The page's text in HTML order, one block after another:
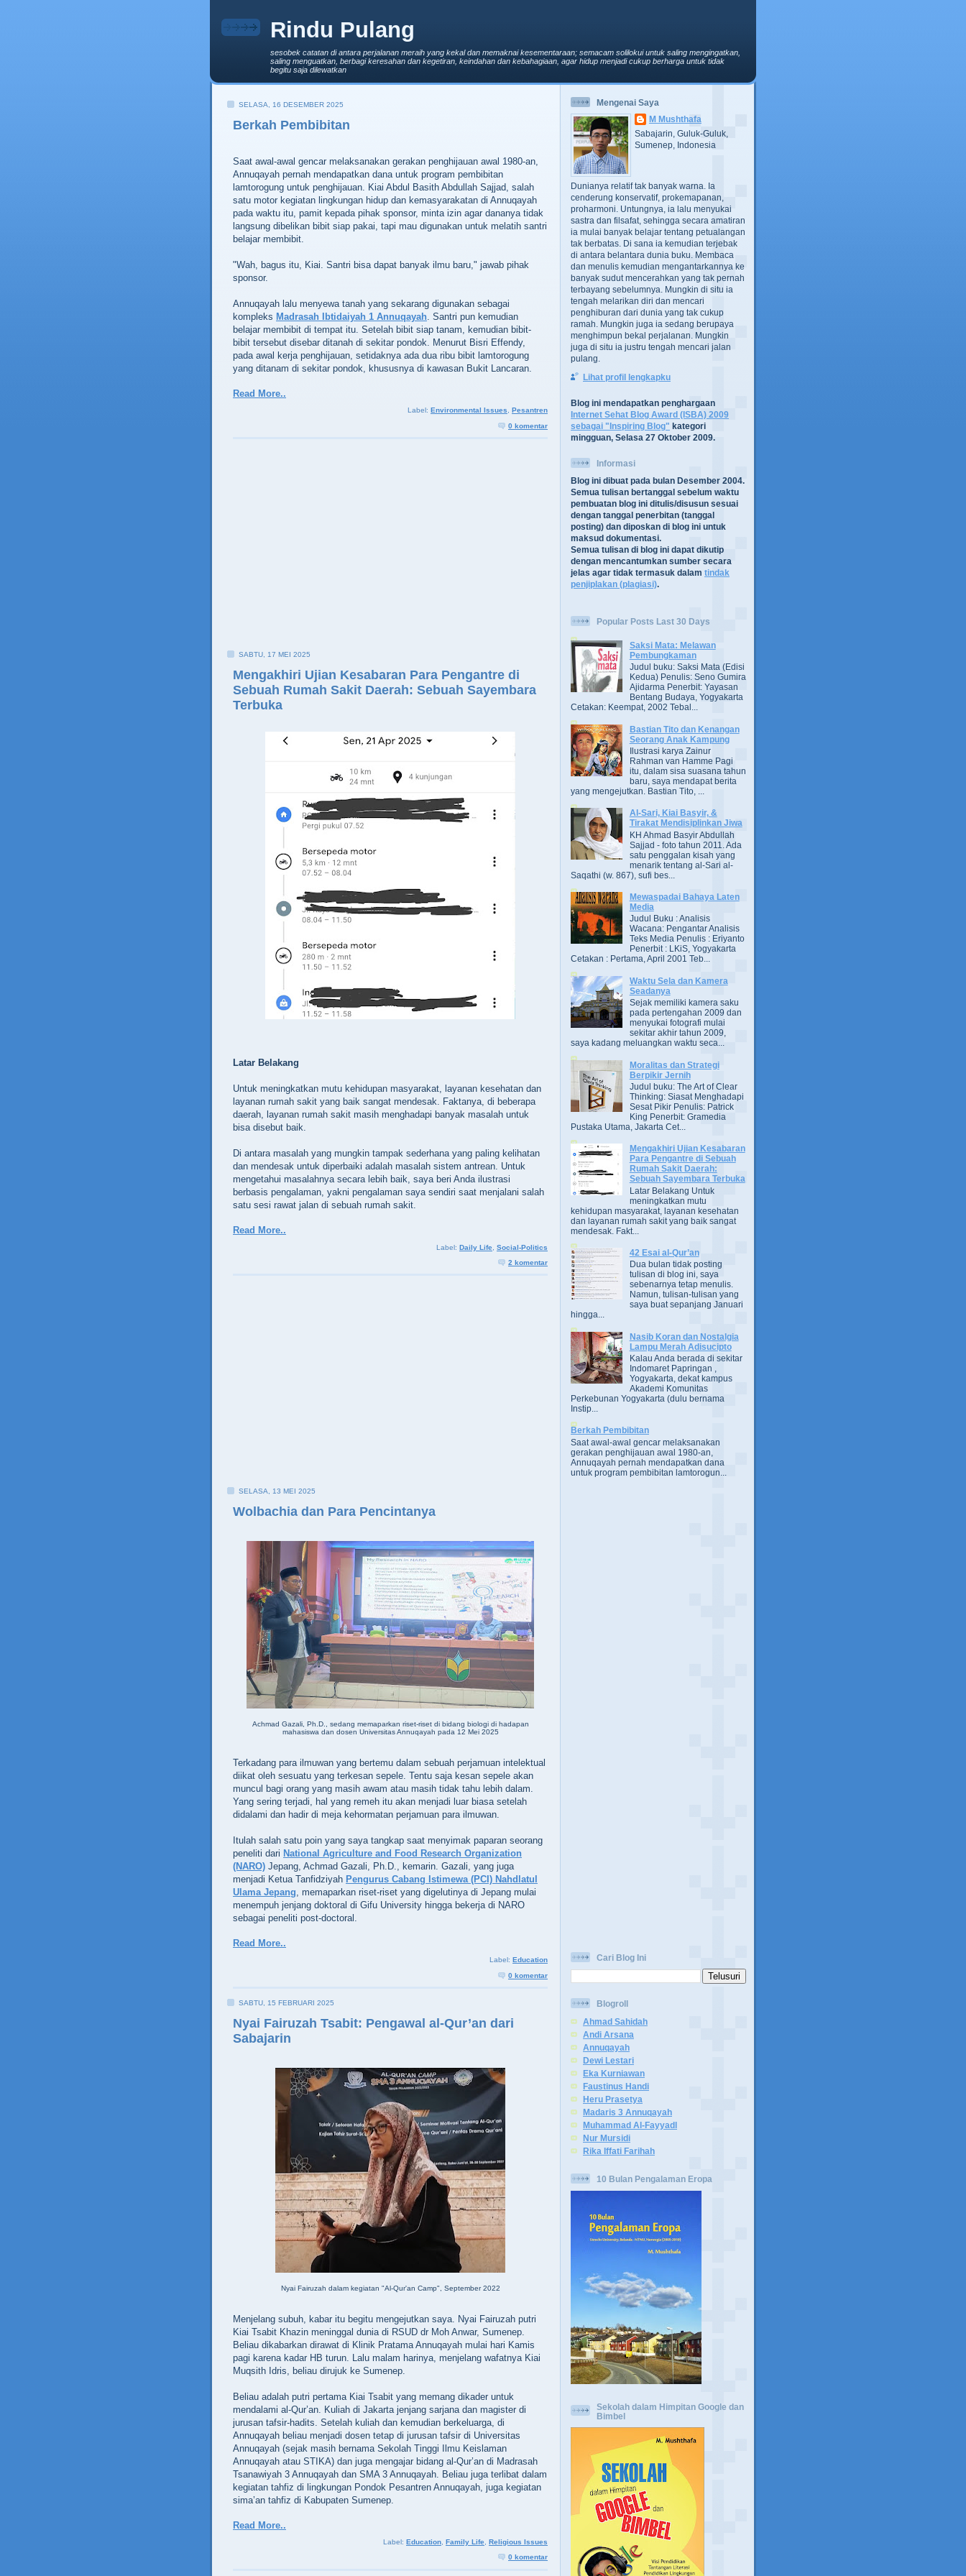
Rindu Pulang
sesobek catatan di antara perjalanan meraih yang kekal dan memaknai kesementaraan; semacam solilokui untuk saling mengingatkan,
saling menguatkan, berbagi keresahan dan kegetiran, keindahan dan kebahagiaan, agar hidup menjadi cukup berharga untuk tidak
begitu saja dilewatkan
SELASA, 16 DESEMBER 2025
Berkah Pembibitan
Saat awal-awal gencar melaksanakan gerakan penghijauan awal 1980-an,
Annuqayah pernah mendapatkan dana untuk program pembibitan
lamtorogung untuk penghijauan. Kiai Abdul Basith Abdullah Sajjad, salah
satu motor kegiatan lingkungan hidup dan kemasyarakatan di Annuqayah
pada waktu itu, pamit kepada pihak sponsor, minta izin agar dananya tidak
langsung dibelikan bibit siap pakai, tapi mau digunakan untuk melatih santri
belajar membibit.
"Wah, bagus itu, Kiai. Santri bisa dapat banyak ilmu baru," jawab pihak
sponsor.
Annuqayah lalu menyewa tanah yang sekarang digunakan sebagai
kompleks Madrasah Ibtidaiyah 1 Annuqayah. Santri pun kemudian
belajar membibit di tempat itu. Setelah bibit siap tanam, kemudian bibit-
bibit tersebut disebar ditanah di sekitar pondok. Menurut Bisri Effendy,
pada awal kerja penghijauan, setidaknya ada dua ribu bibit lamtorogung
yang ditanam di sekitar pondok, khususnya di kawasan Bukit Lancaran.
Read More..
Label: Environmental Issues, Pesantren
0 komentar
SABTU, 17 MEI 2025
Mengakhiri Ujian Kesabaran Para Pengantre di
Sebuah Rumah Sakit Daerah: Sebuah Sayembara
Terbuka
Latar Belakang
Untuk meningkatkan mutu kehidupan masyarakat, layanan kesehatan dan
layanan rumah sakit yang baik sangat mendesak. Faktanya, di beberapa
daerah, layanan rumah sakit masih menghadapi banyak masalah untuk
bisa disebut baik.
Di antara masalah yang mungkin tampak sederhana yang paling kelihatan
dan mendesak untuk diperbaiki adalah masalah sistem antrean. Untuk
mengetahui masalahnya secara lebih baik, saya beri Anda ilustrasi
berbasis pengalaman, yakni pengalaman saya sendiri saat menjalani salah
satu sesi rawat jalan di sebuah rumah sakit.
Read More..
Label: Daily Life Social-Politics
2 komentar
SELASA, 13 MEI 2025
Wolbachia dan Para Pencintanya
Achmad Gazali, Ph.D., sedang memaparkan riset-riset di bidang biologi di hadapan
mahasiswa dan dosen Universitas Annuqayah pada 12 Mei 2025
Terkadang para ilmuwan yang bertemu dalam sebuah perjamuan intelektual
diikat oleh sesuatu yang terkesan sepele. Tentu saja kesan sepele akan
muncul bagi orang yang masih awam atau masih tidak tahu lebih dalam.
Yang sering terjadi, hal yang remeh itu akan menjadi luar biasa setelah
didalami dan hadir di meja kehormatan perjamuan para ilmuwan.
Itulah salah satu poin yang saya tangkap saat menyimak paparan seorang
peneliti dari National Agriculture and Food Research Organization
(NARO) Jepang, Achmad Gazali, Ph.D., kemarin. Gazali, yang juga
menjadi Ketua Tanfidziyah Pengurus Cabang Istimewa (PCI) Nahdlatul
Ulama Jepang , memaparkan riset-riset yang digelutinya di Jepang mulai
menempuh jenjang doktoral di Gifu University hingga bekerja di NARO
sebagai peneliti post-doctoral.
Read More..
Label: Education
0 komentar
SABTU, 15 FEBRUARI 2025
Nyai Fairuzah Tsabit: Pengawal al-Qur’an dari
Sabajarin
Nyai Fairuzah dalam kegiatan "Al-Qur'an Camp", September 2022
Menjelang subuh, kabar itu begitu mengejutkan saya. Nyai Fairuzah putri
Kiai Tsabit Khazin meninggal dunia di RSUD dr Moh Anwar, Sumenep.
Beliau dikabarkan dirawat di Klinik Pratama Annuqayah mulai hari Kamis
pagi karena kadar HB turun. Lalu malam harinya, menjelang wafatnya Kiai
Muqsith Idris, beliau dirujuk ke Sumenep.
Beliau adalah putri pertama Kiai Tsabit yang memang dikader untuk
mendalami al-Qur’an. Kuliah di Jakarta jenjang sarjana dan magister di
jurusan tafsir-hadits. Setelah kuliah dan kemudian berkeluarga, di
Annuqayah beliau menjadi dosen tetap di jurusan tafsir di Universitas
Annuqayah (sejak masih bernama Sekolah Tinggi Ilmu Keislaman
Annuqayah atau STIKA) dan juga mengajar bidang al-Qur’an di Madrasah
Tsanawiyah 3 Annuqayah dan SMA 3 Annuqayah. Beliau juga terlibat dalam
kegiatan tahfiz di lingkungan Pondok Pesantren Annuqayah, juga kegiatan
sima’an tahfiz di Kabupaten Sumenep.
Read More..
Label: Education Family Life Religious Issues
0 komentar
Mengenai Saya
M Mushthafa
Sabajarin, Guluk-Guluk,
Sumenep, Indonesia
Dunianya relatif tak banyak warna. Ia
cenderung konservatif, prokemapanan,
proharmoni. Untungnya, ia lalu menyukai
sastra dan filsafat, sehingga secara amatiran
ia mulai banyak belajar tentang petualangan
tak berbatas. Di sana ia kemudian terjebak
di antara belantara dunia buku. Membaca
dan menulis kemudian mengantarkannya ke
banyak sudut mencerahkan yang tak pernah
terbayang sebelumnya. Mungkin di situ ia
tengah melarikan diri dan mencari
penghiburan dari dunia yang tak cukup
ramah. Mungkin juga ia sedang berupaya
menghimpun bekal perjalanan. Mungkin
juga di situ ia justru tengah mencari jalan
pulang.
Lihat profil lengkapku
Blog ini mendapatkan penghargaan
Internet Sehat Blog Award (ISBA) 2009
sebagai "Inspiring Blog" kategori
mingguan, Selasa 27 Oktober 2009.
Informasi
Blog ini dibuat pada bulan Desember 2004.
Semua tulisan bertanggal sebelum waktu
pembuatan blog ini ditulis/disusun sesuai
dengan tanggal penerbitan (tanggal
posting) dan diposkan di blog ini untuk
maksud dokumentasi.
Semua tulisan di blog ini dapat dikutip
dengan mencantumkan sumber secara
jelas agar tidak termasuk dalam tindak
penjiplakan (plagiasi).
Popular Posts Last 30 Days
Saksi Mata: Melawan
Pembungkaman
Judul buku: Saksi Mata (Edisi
Kedua) Penulis: Seno Gumira
Ajidarma Penerbit: Yayasan
Bentang Budaya, Yogyakarta
Cetakan: Keempat, 2002 Tebal...
Bastian Tito dan Kenangan
Seorang Anak Kampung
Ilustrasi karya Zainur
Rahman van Hamme Pagi
itu, dalam sisa suasana tahun
baru, saya mendapat berita
yang mengejutkan. Bastian Tito, ...
Al-Sari, Kiai Basyir, &
Tirakat Mendisiplinkan Jiwa
KH Ahmad Basyir Abdullah
Sajjad - foto tahun 2011. Ada
satu penggalan kisah yang
menarik tentang al-Sari al-
Saqathi (w. 867), sufi bes...
Mewaspadai Bahaya Laten
Media
Judul Buku : Analisis
Wacana: Pengantar Analisis
Teks Media Penulis : Eriyanto
Penerbit : LKiS, Yogyakarta
Cetakan : Pertama, April 2001 Teb...
Waktu Sela dan Kamera
Seadanya
Sejak memiliki kamera saku
pada pertengahan 2009 dan
menyukai fotografi mulai
sekitar akhir tahun 2009,
saya kadang meluangkan waktu seca...
Moralitas dan Strategi
Berpikir Jernih
Judul buku: The Art of Clear
Thinking: Siasat Menghadapi
Sesat Pikir Penulis: Patrick
King Penerbit: Gramedia
Pustaka Utama, Jakarta Cet...
Mengakhiri Ujian Kesabaran
Para Pengantre di Sebuah
Rumah Sakit Daerah:
Sebuah Sayembara Terbuka
Latar Belakang Untuk
meningkatkan mutu
kehidupan masyarakat, layanan kesehatan
dan layanan rumah sakit yang baik sangat
mendesak. Fakt...
42 Esai al-Qur’an
Dua bulan tidak posting
tulisan di blog ini, saya
sebenarnya tetap menulis.
Namun, tulisan-tulisan yang
saya buat sepanjang Januari
hingga...
Nasib Koran dan Nostalgia
Lampu Merah Adisucipto
Kalau Anda berada di sekitar
Indomaret Papringan ,
Yogyakarta, dekat kampus
Akademi Komunitas
Perkebunan Yogyakarta (dulu bernama
Instip...
Berkah Pembibitan
Saat awal-awal gencar melaksanakan
gerakan penghijauan awal 1980-an,
Annuqayah pernah mendapatkan dana
untuk program pembibitan lamtorogun...
Cari Blog Ini
Blogroll
Ahmad Sahidah
Andi Arsana
Annuqayah
Dewi Lestari
Eka Kurniawan
Faustinus Handi
Heru Prasetya
Madaris 3 Annuqayah
Muhammad Al-Fayyadl
Nur Mursidi
Rika Iffati Farihah
10 Bulan Pengalaman Eropa
Sekolah dalam Himpitan Google dan
Bimbel